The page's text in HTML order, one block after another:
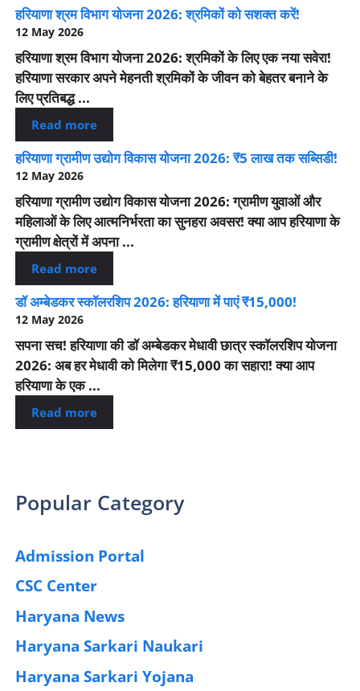
हरियाणा श्रम विभाग योजना 2026: श्रमिकों को सशक्त करें!
12 May 2026
हरियाणा श्रम विभाग योजना 2026: श्रमिकों के लिए एक नया सवेरा!
हरियाणा सरकार अपने मेहनती श्रमिकों के जीवन को बेहतर बनाने के
लिए प्रतिबद्ध ...
Read more
हरियाणा ग्रामीण उद्योग विकास योजना 2026: ₹5 लाख तक सब्सिडी!
12 May 2026
हरियाणा ग्रामीण उद्योग विकास योजना 2026: ग्रामीण युवाओं और
महिलाओं के लिए आत्मनिर्भरता का सुनहरा अवसर! क्या आप हरियाणा के
ग्रामीण क्षेत्रों में अपना ...
Read more
डॉ अम्बेडकर स्कॉलरशिप 2026: हरियाणा में पाएं ₹15,000!
12 May 2026
सपना सच! हरियाणा की डॉ अम्बेडकर मेधावी छात्र स्कॉलरशिप योजना
2026: अब हर मेधावी को मिलेगा ₹15,000 का सहारा! क्या आप
हरियाणा के एक ...
Read more
Popular Category
Admission Portal
CSC Center
Haryana News
Haryana Sarkari Naukari
Haryana Sarkari Yojana